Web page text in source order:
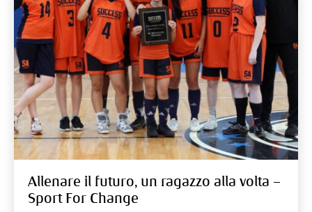
Allenare il futuro, un ragazzo alla volta –
Sport For Change